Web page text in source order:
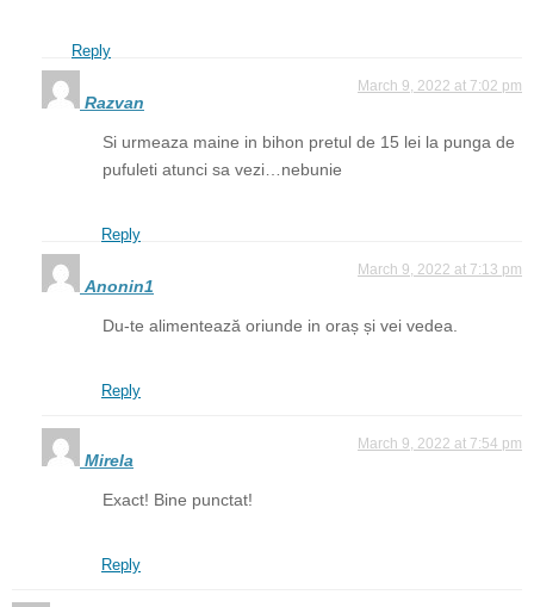
Reply
Razvan
March 9, 2022 at 7:02 pm
Si urmeaza maine in bihon pretul de 15 lei la punga de
pufuleti atunci sa vezi…nebunie
Reply
Anonin1
March 9, 2022 at 7:13 pm
Du-te alimentează oriunde in oraș și vei vedea.
Reply
Mirela
March 9, 2022 at 7:54 pm
Exact! Bine punctat!
Reply